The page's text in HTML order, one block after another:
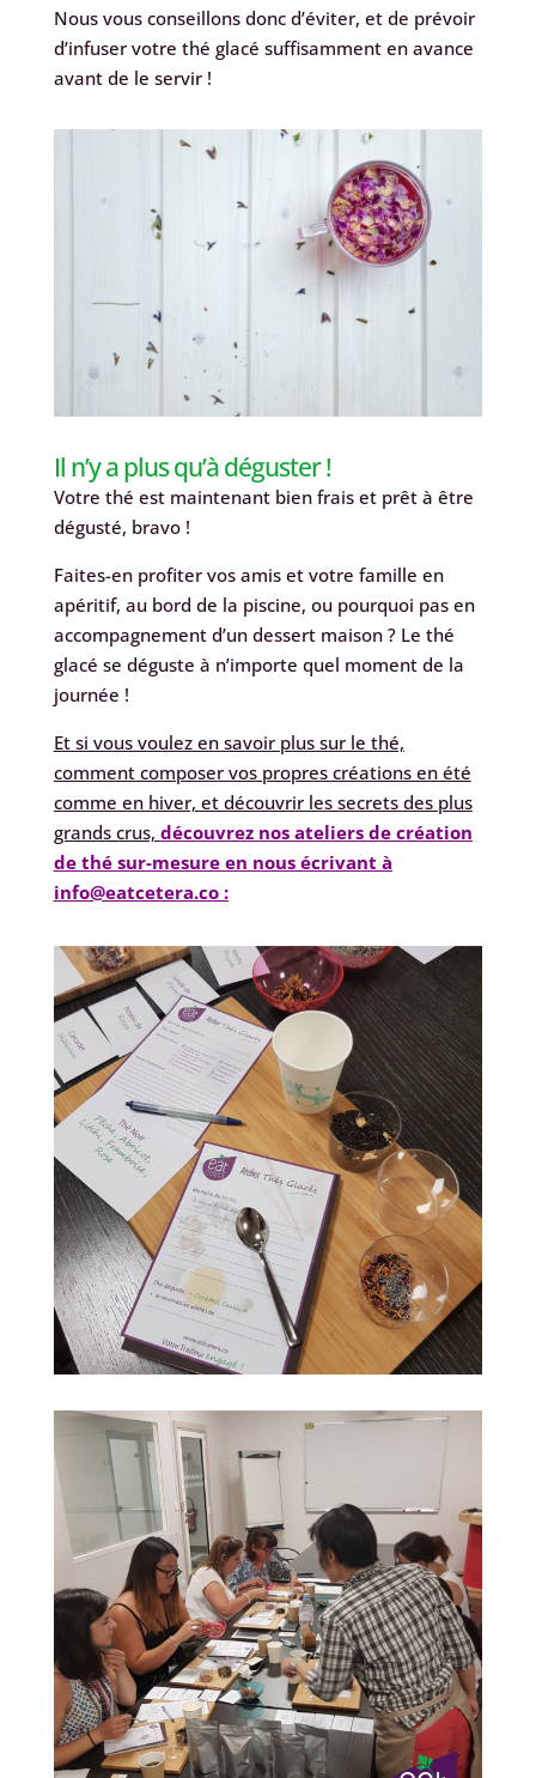
Nous vous conseillons donc d’éviter, et de prévoir
d’infuser votre thé glacé suffisamment en avance
avant de le servir !
Il n’y a plus qu’à déguster !
Votre thé est maintenant bien frais et prêt à être
dégusté, bravo !
Faites-en profiter vos amis et votre famille en
apéritif, au bord de la piscine, ou pourquoi pas en
accompagnement d’un dessert maison ? Le thé
glacé se déguste à n’importe quel moment de la
journée !
Et si vous voulez en savoir plus sur le thé,
comment composer vos propres créations en été
comme en hiver, et découvrir les secrets des plus
grands crus, découvrez nos ateliers de création
de thé sur-mesure en nous écrivant à
info@eatcetera.co :